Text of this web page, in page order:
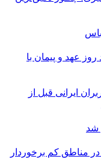
عهد و پیمان با
ایرانی قبل از
کلاس درس در مناطق کم برخوردار